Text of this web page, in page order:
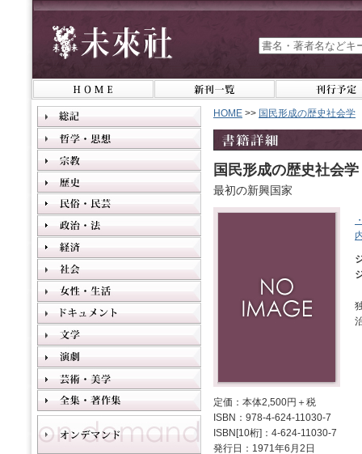
HOME >> 国民形成の歴史社会学
国民形成の歴史社会学
最初の新興国家
定価：本体2,500円＋税
ISBN：978-4-624-11030-7
ISBN[10桁]：4-624-11030-7
発行日：1971年6月2日